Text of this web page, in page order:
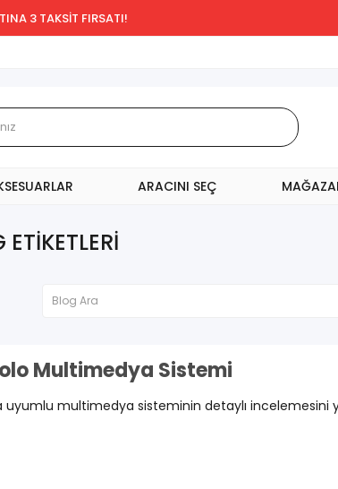
3 TAKSİT FIRSATI!
ARACINI SEÇ
ETIKETLERI
Multimedya Sistemi
uyumlu multimedya sisteminin detaylı incelemesini